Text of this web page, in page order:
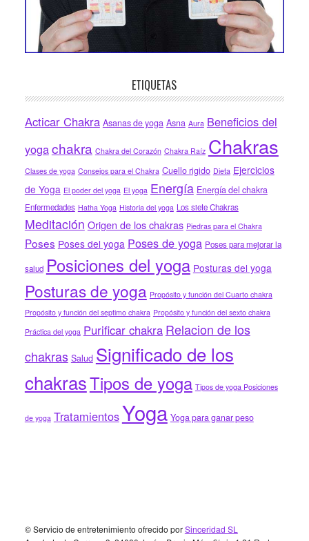
ETIQUETAS
Acticar Chakra Asanas de yoga Asna Aura Beneficios del
yogachakra Chakra del Corazón Chakra Raíz Chakras
Clases de yoga Consejos para el Chakra Cuello rigido Dieta Ejercicios
de Yoga El poder del yoga El yoga Energía Energía del chakra
Enfermedades Hatha Yoga Historia del yoga Los siete Chakras
Meditación Origen de los chakras Piedras para el Chakra
Poses Poses del yoga Poses de yoga Poses para mejorar la
salud Posiciones del yoga Posturas del yoga
Posturas de yoga Propósito y función del Cuarto chakra
Propósito y función del septimo chakra Propósito y función del sexto chakra
Práctica del yoga Purificar chakra Relacion de los
chakras Salud Significado de los
chakrasTipos de yoga Tipos de yoga Posiciones
de yoga TratamientosYoga Yoga para ganar peso
Footer
© Servicio de entretenimiento ofrecido porSinceridad SL